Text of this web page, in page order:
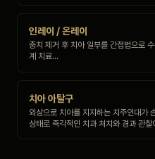
인레이 / 온레이
충치 제거 후 치아 일부를 간접법으로
계 치료…
치아 아탈구
외상으로 치아를 지지하는 치주인대가
상태로 즉각적인 치과 처치와 경과 관